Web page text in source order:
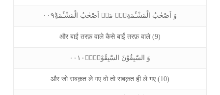
وَ اَصْحٰبُ الْمَشْـَٔمَةِ١ۙ۬ مَاۤ اَصْحٰبُ الْمَشْـَٔمَةِؕ۰۰۹
और बाईं तरफ़ वाले कैसे बाईं तरफ़ वाले (9)
وَ السّٰبِقُوْنَ السّٰبِقُوْنَۚۙ۰۰۱۰
और जो सबक़त ले गए वो तो सबक़त ही ले गए (10)